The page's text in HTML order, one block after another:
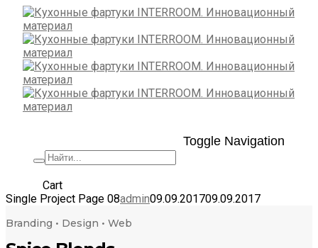
Toggle Navigation
Cart
Single Project Page 08admin09.09.201709.09.2017
Branding • Design • Web